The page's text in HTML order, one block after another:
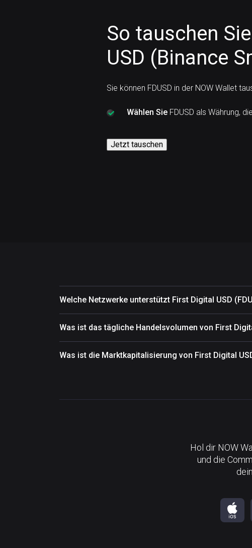
So tauschen
USD (Binance
Sie können FDUSD in der NOW Wallet
Wählen Sie FDUSD als Währung,
Jetzt tauschen
Welche Netzwerke unterstützt First Digital USD
Was ist das tägliche Handelsvolumen von First
Was ist die Marktkapitalisierung von First Digital
Hol dir NOW
und die